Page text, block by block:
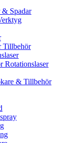
Spadar
Tillbehör
Rotationslaser
& Tillbehör